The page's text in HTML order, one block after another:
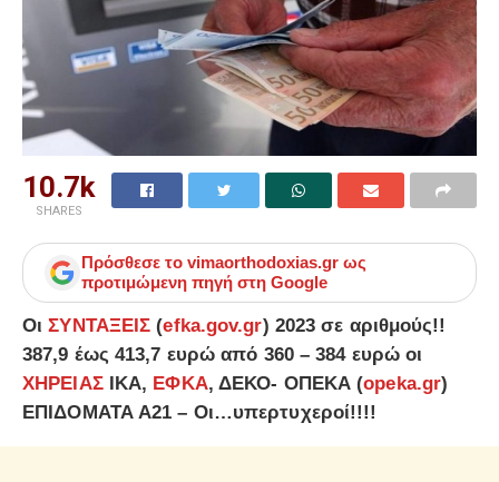
10.7k
SHARES
Πρόσθεσε το vimaorthodoxias.gr ως
προτιμώμενη πηγή στη Google
ΟιΣΥΝΤΑΞΕΙΣ (efka.gov.gr) 2023 σε αριθμούς!!
387,9 έως 413,7 ευρώ από 360 – 384 ευρώ οι
ΧΗΡΕΙΑΣΙΚΑ, ΕΦΚΑ, ΔΕΚΟ- ΟΠΕΚΑ (opeka.gr)
ΕΠΙΔΟΜΑΤΑ Α21 – Οι…υπερτυχεροί!!!!